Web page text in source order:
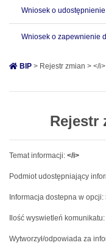
Wniosek o
Wniosek o zapewnienie
BIP > Rejestr zmian > </i>
Rejestr
Temat informacji: </i>
Podmiot udostępniający
Informacja dostepna w opcji:
Ilość wyswietleń komunikatu:
Wytworzył/odpowiada za